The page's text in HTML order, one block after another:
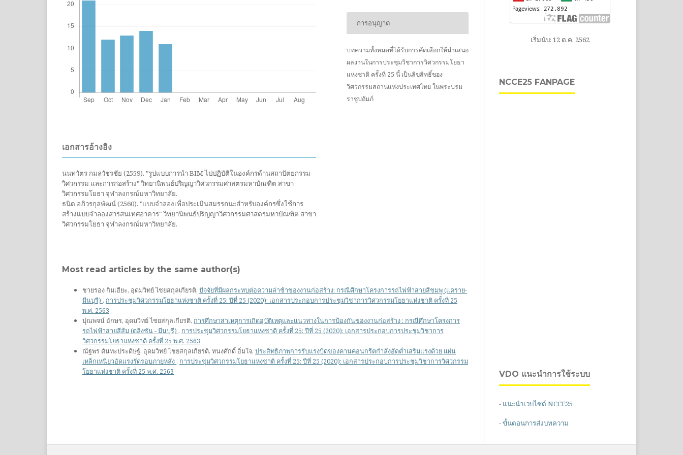
เอกสารอ้างอิง
นนทวัตร กมลวัชรชัย (2559). "รูปแบบการนำ BIM ไปปฏิบัติในองค์กรด้านสถาปัตยกรรม
วิศวกรรม และการก่อสร้าง" วิทยานิพนธ์ปริญญาวิศวกรรมศาสตรมหาบัณฑิต สาขา
วิศวกรรมโยธา จุฬาลงกรณ์มหาวิทยาลัย.
ธนิต อภิวรกุลพัฒน์ (2560). "แบบจำลองเพื่อประเมินสมรรถนะสำหรับองค์กรซึ่งใช้การ
สร้างแบบจำลองสารสนเทศอาคาร" วิทยานิพนธ์ปริญญาวิศวกรรมศาสตรมหาบัณฑิต สาขา
วิศวกรรมโยธา จุฬาลงกรณ์มหาวิทยาลัย.
การอนุญาต
บทความทั้งหมดที่ได้รับการคัดเลือกให้นำเสนอ
ผลงานในการประชุมวิชาการวิศวกรรมโยธา
แห่งชาติ ครั้งที่ 25 นี้ เป็นลิขสิทธิ์ของ
วิศวกรรมสถานแห่งประเทศไทย ในพระบรม
ราชูปถัมภ์
Most read articles by the same author(s)
ชายรอง กิมเฮียะ, อุดมวิทย์ ไชยสกุลเกียรติ, ปัจจัยที่มีผลกระทบต่อความล่าช้าของงานก่อสร้าง: กรณีศึกษาโครงการรถไฟฟ้าสายสีชมพู (แคราย-
มีนบุรี) , การประชุมวิศวกรรมโยธาแห่งชาติ ครั้งที่ 25: ปีที่ 25 (2020): เอกสารประกอบการประชุมวิชาการวิศวกรรมโยธาแห่งชาติ ครั้งที่ 25
พ.ศ. 2563
ปุณพจน์ อักษร, อุดมวิทย์ ไชยสกุลเกียรติ, การศึกษาสาเหตุการเกิดอุบัติเหตุและแนวทางในการป้องกันของงานก่อสร้าง : กรณีศึกษาโครงการ
รถไฟฟ้าสายสีส้ม (ตลิ่งชัน - มีนบุรี) , การประชุมวิศวกรรมโยธาแห่งชาติ ครั้งที่ 25: ปีที่ 25 (2020): เอกสารประกอบการประชุมวิชาการ
วิศวกรรมโยธาแห่งชาติ ครั้งที่ 25 พ.ศ. 2563
ณัฐพร คันทะประดิษฐ์, อุดมวิทย์ ไชยสกุลเกียรติ, ทนงศักดิ์ อิ่มใจ, ประสิทธิภาพการรับแรงบิดของคานคอนกรีตกำลังอัดต่ำเสริมแรงด้วย แผ่น
เหล็กเหนียวอัดแรงรัดรอบภายหลัง , การประชุมวิศวกรรมโยธาแห่งชาติ ครั้งที่ 25: ปีที่ 25 (2020): เอกสารประกอบการประชุมวิชาการวิศวกรรม
โยธาแห่งชาติ ครั้งที่ 25 พ.ศ. 2563
เริ่มนับ: 12 ต.ค. 2562
NCCE25 FANPAGE
VDO แนะนำการใช้ระบบ
- แนะนำเวบไซต์ NCCE25
-ขั้นตอนการส่งบทความ